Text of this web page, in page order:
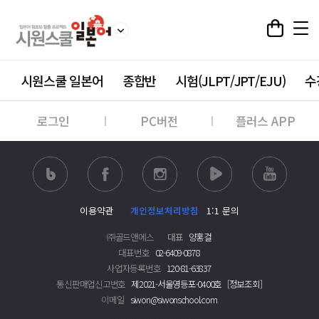
시원스쿨 일본어 종합반 시험(JLPT/JPT/EJU)
로그인 PC버전 플러스 APP
이용약관 개인정보처리방침
1:1 문의
㈜골드앤에스
대표 양홍걸
대표번호 02-6409-0878
사업자등록번호 120-81-63837
통신판매업신고번호 제2021-서울영등포-0400호 [정보조회]
이메일 siwon@siwonschool.com